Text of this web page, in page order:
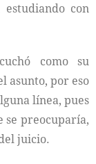
con
como su
asunto, por eso
línea, pues
se preocuparía,
juicio.